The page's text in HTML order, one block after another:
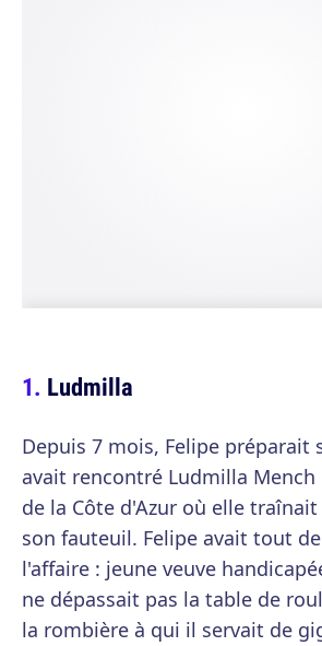
Ludmilla
Depuis 7 mois, Felipe préparait
avait rencontré Ludmilla Mench
de la Côte d'Azur où elle
son fauteuil. Felipe avait tout
l'affaire : jeune veuve
ne dépassait pas la table de
la rombière à qui il servait de